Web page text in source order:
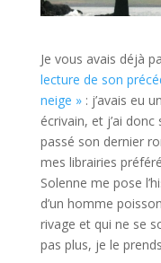
Je vous avais déjà
lecture de son
neige »: j’avais eu
écrivain, et j’ai
passé son dernier
mes librairies
Solenne me pose
d’un homme
rivage et qui ne se
pas plus, je le